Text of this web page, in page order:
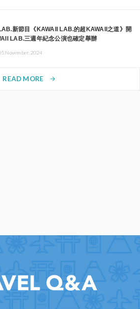
新節目《KAWAII LAB.的超KAWAII之道》開
LAB.三週年紀念公演也確定舉辦
READ MORE arrow_forward